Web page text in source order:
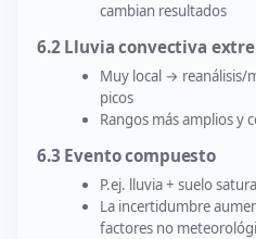
cambian resultados
6.2 Lluvia convectiva
Muy local → reanálisis/
picos
Rangos más amplios y
6.3 Evento compuesto
P.ej. lluvia + suelo
La incertidumbre
factores no